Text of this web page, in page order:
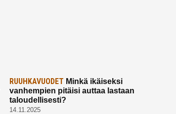
RUUHKAVUODET Minkä ikäiseksi
vanhempien pitäisi auttaa lastaan
taloudellisesti?
14.11.2025